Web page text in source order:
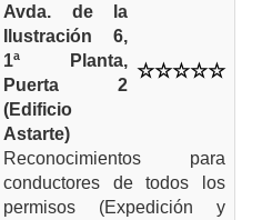
Avda. de la
Ilustración 6,
1ª Planta,
Puerta 2
(Edificio
Astarte)
Reconocimientos para
conductores de todos los
permisos (Expedición y